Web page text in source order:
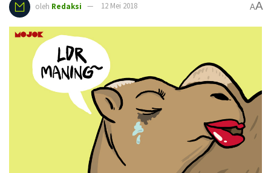
oleh Redaksi 12 Mei 2018 AA